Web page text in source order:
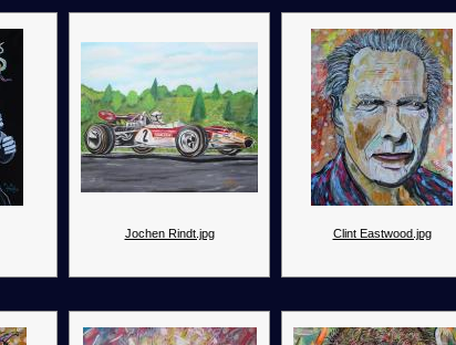
Jochen Rindt.jpg Clint Eastwood.jpg